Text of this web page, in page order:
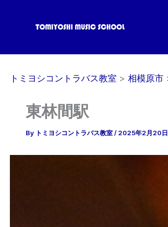
トミヨシコントラバス教室 相模原市
東林間駅
By トミヨシコントラバス教室/ 2025年2月20日